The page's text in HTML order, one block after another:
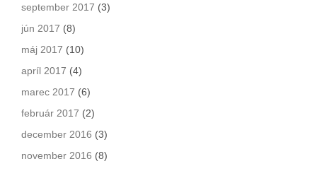
september 2017 (3)
jún 2017 (8)
máj 2017 (10)
apríl 2017 (4)
marec 2017 (6)
február 2017 (2)
december 2016 (3)
november 2016 (8)